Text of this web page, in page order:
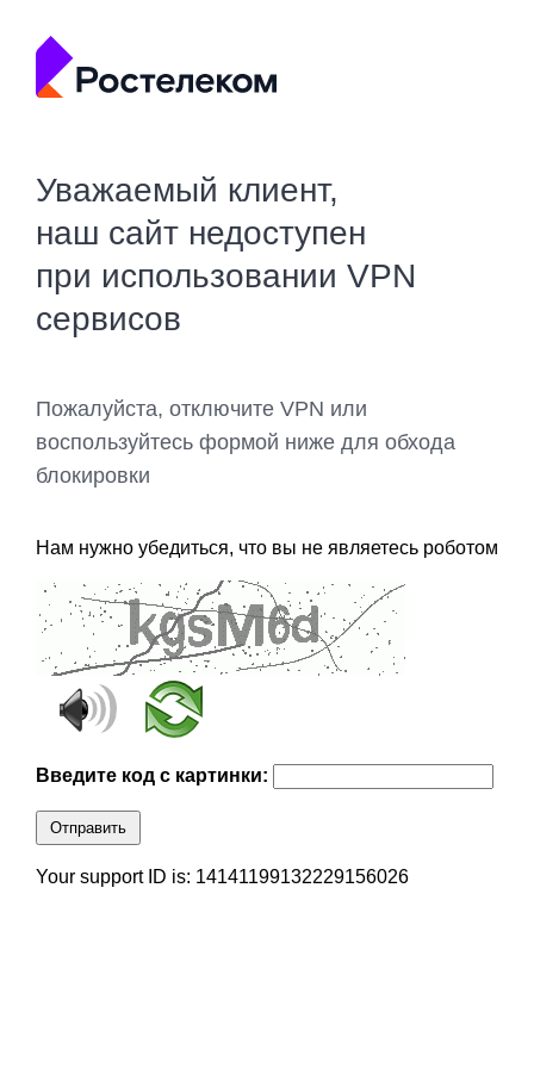
Уважаемый клиент,
наш сайт недоступен
при использовании VPN
сервисов
Пожалуйста, отключите VPN или
воспользуйтесь формой ниже для обхода
блокировки
Нам нужно убедиться, что вы не являетесь роботом
Введите код с картинки:
Отправить
Your support ID is: 14141199132229156026